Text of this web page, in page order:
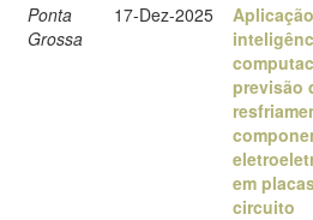
Ponta
Grossa
17-Dez-2025
previsão
em
circuito